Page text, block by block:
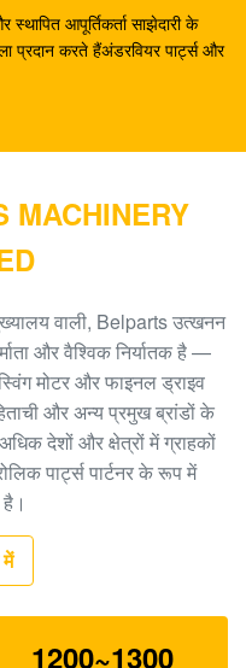
DH258-7 DX260
705-41-08010
SA7220-
MBEB170
गियर पंप SA8230-
ट्रैवल गियरबॉक्स
SBS140 खुदाई
आपूर्तिकर्ता साझेदारी के
प्रदान करते हैंअंडरवियर पार्ट्स और
MACHINERY
वाली, Belparts उत्खनन
और वैश्विक निर्यातक है —
मोटर और फाइनल ड्राइव
और अन्य प्रमुख ब्रांडों के
देशों और क्षेत्रों में ग्राहकों
पार्ट्स पार्टनर के रूप में
में
1200~1300